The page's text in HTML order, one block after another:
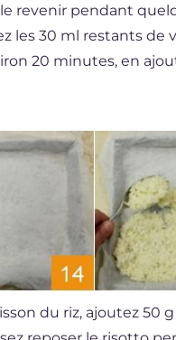
le revenir pendant
les 30 ml restants de
20 minutes, en
du riz, ajoutez 50 g